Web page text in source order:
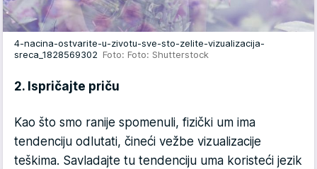
4-nacina-ostvarite-u-zivotu-sve-sto-zelite-vizualizacija-
sreca_1828569302 Foto: Foto: Shutterstock
2. Ispričajte priču
Kao što smo ranije spomenuli, fizički um ima
tendenciju odlutati, čineći vežbe vizualizacije
teškima. Savladajte tu tendenciju uma koristeći jezik